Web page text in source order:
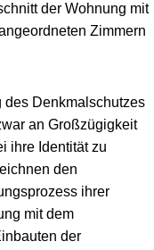
der Wohnung mit
Zimmern
des Denkmalschutzes
an Großzügigkeit
ihre Identität zu
den
ihrer
mit dem
der